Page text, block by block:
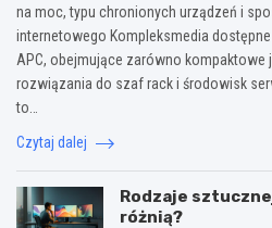
na moc, typu chronionych urządzeń i
internetowego Kompleksmedia
APC, obejmujące zarówno kompaktowe
rozwiązania do szaf rack i środowisk
to…
Czytaj dalej
Rodzaje
różnią?